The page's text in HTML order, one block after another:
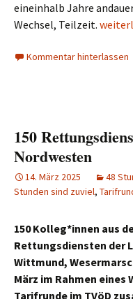
eineinhalb Jahre
Wechsel, Teilzeit. ver.di-
Kommentar hinterlassen
150
Nordwesten
14. März 2025 48
Stunden sind zuviel,
150 Kolleg*innen aus
Rettungsdiensten der
Wittmund,
März im Rahmen
Tarifrunde im TVöD